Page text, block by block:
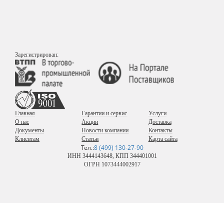
Зарегистрирован:
Главная
О нас
Документы
Клиентам
Гарантии и сервис
Акции
Новости компании
Статьи
Услуги
Доставка
Контакты
Карта сайта
Тел.:8 (499) 130-27-90
ИНН 3444143648, КПП 344401001
ОГРН 1073444002917